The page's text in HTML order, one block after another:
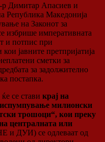
Димитар Апасиев и
Република Македонија
на Законот за
избрише императивната
и потпис при
јавните претпријатија
сметки за
за задолжително
постапка.
се стави крај на
милионски
трошоци“, кои преку
централната или
ДУИ) се одлеваат од